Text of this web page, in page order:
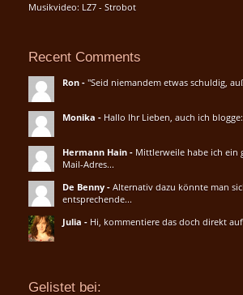
Musikvideo: LZ7 - Strobot
Recent Comments
Ron- "Seid niemandem etwas schuldig,
Monika - Hallo Ihr Lieben, auch ich
Hermann Hain- Mittlerweile habe ich ein
Mail-Adres...
De Benny- Alternativ dazu könnte man
entsprechende...
Julia - Hi, kommentiere das doch direkt
Gelistet bei: